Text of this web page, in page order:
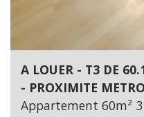
A LOUER - T3 DE
- PROXIMITE
Appartement 60m²